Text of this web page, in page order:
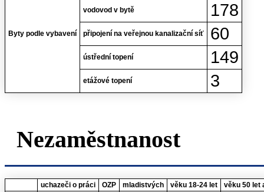
Byty podle vybavení
vodovod v bytě 178
připojení na veřejnou kanalizační síť 60
ústřední topení 149
etážové topení 3
Nezaměstnanost
uchazeči o práci OZP mladistvých věku 18-24 let věku 50 let